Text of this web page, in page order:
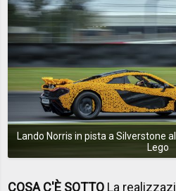
Lando Norris in pista a Silverstone
Lego
COSA C'È SOTTO La